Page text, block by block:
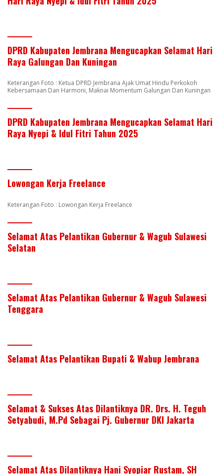
DPRD Kabupaten Jembrana Mengucapkan Selamat Hari
Raya Galungan Dan Kuningan
Keterangan Foto : Ketua DPRD Jembrana Ajak Umat Hindu Perkokoh
Kebersamaan Dan Harmoni, Maknai Momentum Galungan Dan Kuningan
DPRD Kabupaten Jembrana Mengucapkan Selamat Hari
Raya Nyepi & Idul Fitri Tahun 2025
Lowongan Kerja Freelance
Keterangan Foto : Lowongan Kerja Freelance
Selamat Atas Pelantikan Gubernur & Wagub Sulawesi
Selatan
Selamat Atas Pelantikan Gubernur & Wagub Sulawesi
Tenggara
Selamat Atas Pelantikan Bupati & Wabup Jembrana
Selamat & Sukses Atas Dilantiknya DR. Drs. H. Teguh
Setyabudi, M.Pd Sebagai Pj. Gubernur DKI Jakarta
Selamat Atas Dilantiknya Hani Syopiar Rustam, SH